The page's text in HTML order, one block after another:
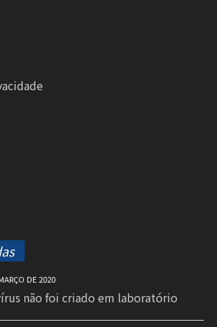
DE 2020
não foi criado em laboratório